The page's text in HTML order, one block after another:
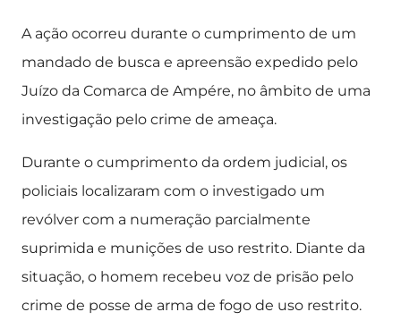
A ação ocorreu durante o cumprimento de um
mandado de busca e apreensão expedido pelo
Juízo da Comarca de Ampére, no âmbito de uma
investigação pelo crime de ameaça.
Durante o cumprimento da ordem judicial, os
policiais localizaram com o investigado um
revólver com a numeração parcialmente
suprimida e munições de uso restrito. Diante da
situação, o homem recebeu voz de prisão pelo
crime de posse de arma de fogo de uso restrito.